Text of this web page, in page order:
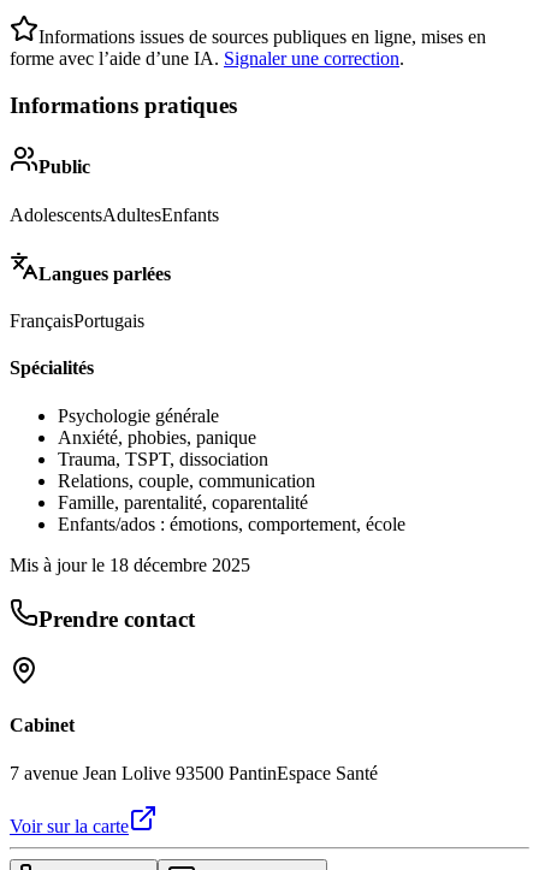
Informations issues de sources publiques en ligne, mises en
forme avec l’aide d’une IA. Signaler une correction.
Informations pratiques
Public
AdolescentsAdultesEnfants
Langues parlées
FrançaisPortugais
Spécialités
Psychologie générale
Anxiété, phobies, panique
Trauma, TSPT, dissociation
Relations, couple, communication
Famille, parentalité, coparentalité
Enfants/ados : émotions, comportement, école
Mis à jour le 18 décembre 2025
Prendre contact
Cabinet
7 avenue Jean Lolive 93500 PantinEspace Santé
Voir sur la carte